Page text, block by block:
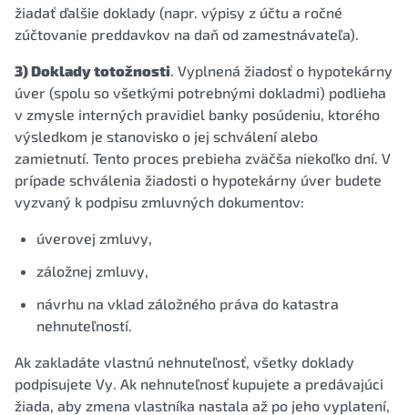
žiadať ďalšie doklady (napr. výpisy z účtu a ročné
zúčtovanie preddavkov na daň od zamestnávateľa).
3) Doklady totožnosti. Vyplnená žiadosť o hypotekárny
úver (spolu so všetkými potrebnými dokladmi) podlieha
v zmysle interných pravidiel banky posúdeniu, ktorého
výsledkom je stanovisko o jej schválení alebo
zamietnutí. Tento proces prebieha zväčša niekoľko dní. V
prípade schválenia žiadosti o hypotekárny úver budete
vyzvaný k podpisu zmluvných dokumentov:
úverovej zmluvy,
záložnej zmluvy,
návrhu na vklad záložného práva do katastra
nehnuteľností.
Ak zakladáte vlastnú nehnuteľnosť, všetky doklady
podpisujete Vy. Ak nehnuteľnosť kupujete a predávajúci
žiada, aby zmena vlastníka nastala až po jeho vyplatení,